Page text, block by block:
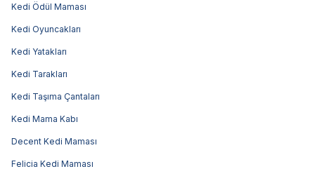
Kedi Ödül Maması
Kedi Oyuncakları
Kedi Yatakları
Kedi Tarakları
Kedi Taşıma Çantaları
Kedi Mama Kabı
Decent Kedi Maması
Felicia Kedi Maması